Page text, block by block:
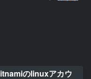
のlinuxアカウ